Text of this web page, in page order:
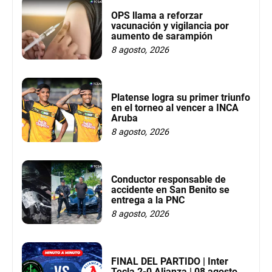
OPS llama a reforzar
vacunación y vigilancia por
aumento de sarampión
8 agosto, 2026
Platense logra su primer triunfo
en el torneo al vencer a INCA
Aruba
8 agosto, 2026
Conductor responsable de
accidente en San Benito se
entrega a la PNC
8 agosto, 2026
FINAL DEL PARTIDO | Inter